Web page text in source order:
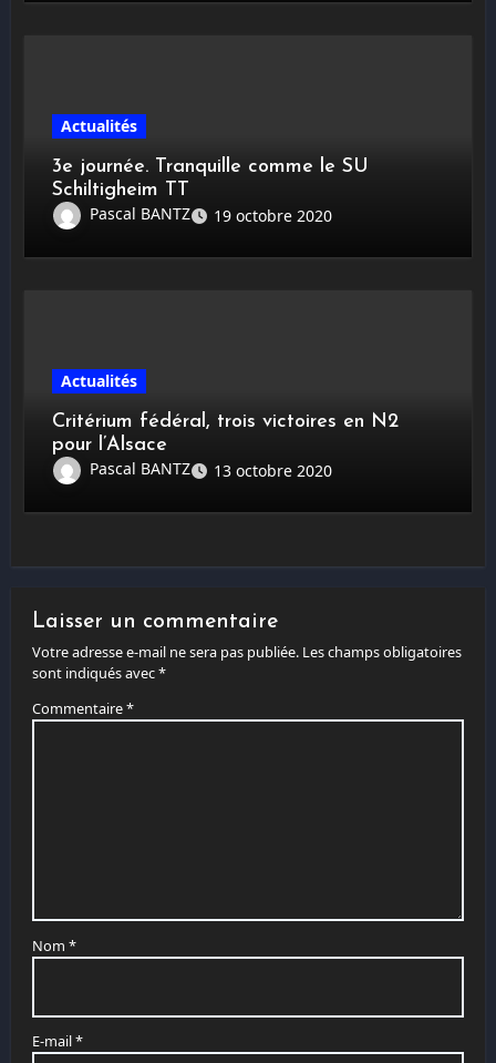
Actualités
3e journée. Tranquille comme le SU
Schiltigheim TT
Pascal BANTZ
19 octobre 2020
Actualités
Critérium fédéral, trois victoires en N2
pour l’Alsace
Pascal BANTZ
13 octobre 2020
Laisser un commentaire
Votre adresse e-mail ne sera pas publiée. Les champs obligatoires
sont indiqués avec*
Commentaire*
Nom *
E-mail*